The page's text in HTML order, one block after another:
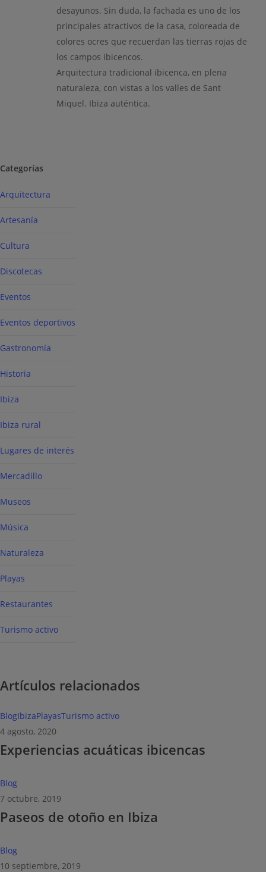
desayunos. Sin duda, la fachada es uno de los
principales atractivos de la casa, coloreada de
colores ocres que recuerdan las tierras rojas de
los campos ibicencos.
Arquitectura tradicional ibicenca, en plena
naturaleza, con vistas a los valles de Sant
Miquel. Ibiza auténtica.
Categorías
Arquitectura
Artesanía
Cultura
Discotecas
Eventos
Eventos deportivos
Gastronomía
Historia
Ibiza
Ibiza rural
Lugares de interés
Mercadillo
Museos
Música
Naturaleza
Playas
Restaurantes
Turismo activo
Artículos relacionados
BlogIbizaPlayasTurismo activoExperiencias
ibicencas
4 agosto, 2020
Experiencias acuáticas ibicencas
BlogPaseos
de
otoño
7 octubre, 2019
Paseos de otoño en Ibiza
BlogPasar
un
10 septiembre, 2019